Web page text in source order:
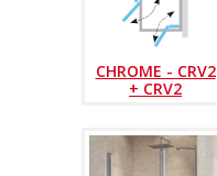
CHROME - CRV2
+ CRV2